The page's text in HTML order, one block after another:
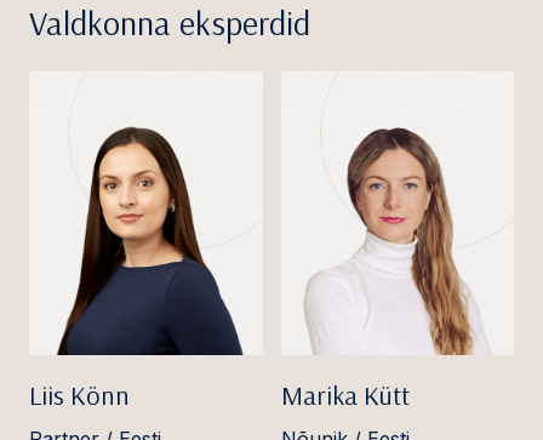
Valdkonna eksperdid
Liis Könn Marika Kütt